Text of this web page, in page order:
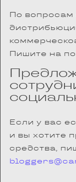
По вопросам
Пишите на
Если у вас
и вы хотите
средства,